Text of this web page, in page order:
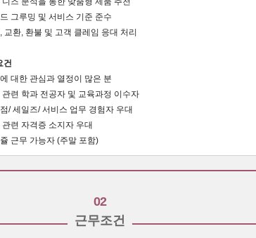
그루밍 및 서비스 기준 준수
교환, 환불 및 고객 클레임 응대 처리
건
대한 관심과 열정이 많은 분
관련 학과 전공자 및 교육과정 이수자
/ 세일즈/ 서비스 업무 경험자 우대
관련 자격증 소지자 우대
근무 가능자 (주말 포함)
02
근무조건